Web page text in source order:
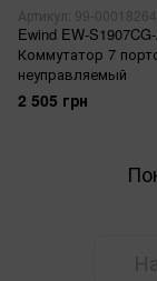
Артикул: 99-00018264
Ewind EW-
Коммутатор 7
неуправляемый
2 505 грн